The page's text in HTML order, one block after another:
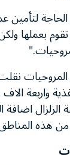
لتأمين
بعملها
واربعة
هذه